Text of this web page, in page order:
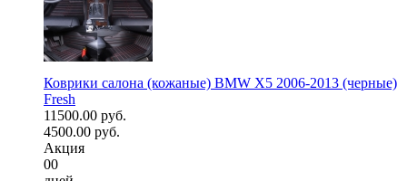
Коврики салона (кожаные) BMW X5 2006-2013 (черные)
Fresh
11500.00 руб.
4500.00 руб.
Акция
00